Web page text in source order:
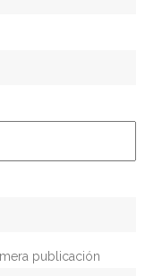
publicación